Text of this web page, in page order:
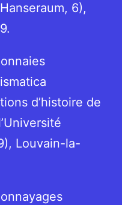
6),
d’histoire de
Louvain-la-